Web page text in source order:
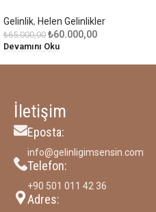
Gelinlik, Helen Gelinlikler
₺65.000,00 ₺60.000,00
Devamını Oku
İletişim
Eposta:
info@gelinligimsensin.com
Telefon:
‪+90 501 011 42 36‬
Adres: